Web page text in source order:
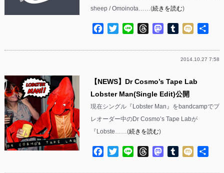
sheep / Omoinota……(続きを読む)
Facebook
TwitterLine ThreadsMastodon
Tumblr
Mixi
2014.10.27 7:58
【NEWS】Dr Cosmo’s Tape Lab
Lobster Man(Single Edit)公開
現在シングル『Lobster Man』をbandcampでプ
レオーダー中のDr Cosmo’s Tape Labが
『Lobste……(続きを読む)
Facebook
TwitterLine ThreadsMastodon
Tumblr
Mixi